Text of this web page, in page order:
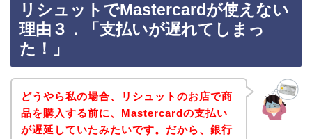
リシュットでMastercardが使えない
理由３．「支払いが遅れてしまっ
た！」
どうやら私の場合、リシュットのお店で商
品を購入する前に、Mastercardの支払い
が遅延していたみたいです。だから、銀行